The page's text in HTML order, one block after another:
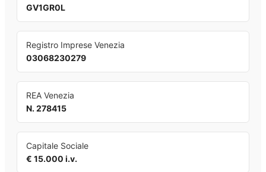
GV1GR0L
Registro Imprese Venezia
03068230279
REA Venezia
N. 278415
Capitale Sociale
€ 15.000 i.v.